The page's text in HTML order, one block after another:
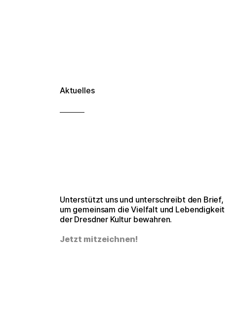
Aktuelles
Unterstützt uns und unterschreibt den Brief,
um gemeinsam die Vielfalt und Lebendigkeit
der Dresdner Kultur bewahren.
Jetzt mitzeichnen!